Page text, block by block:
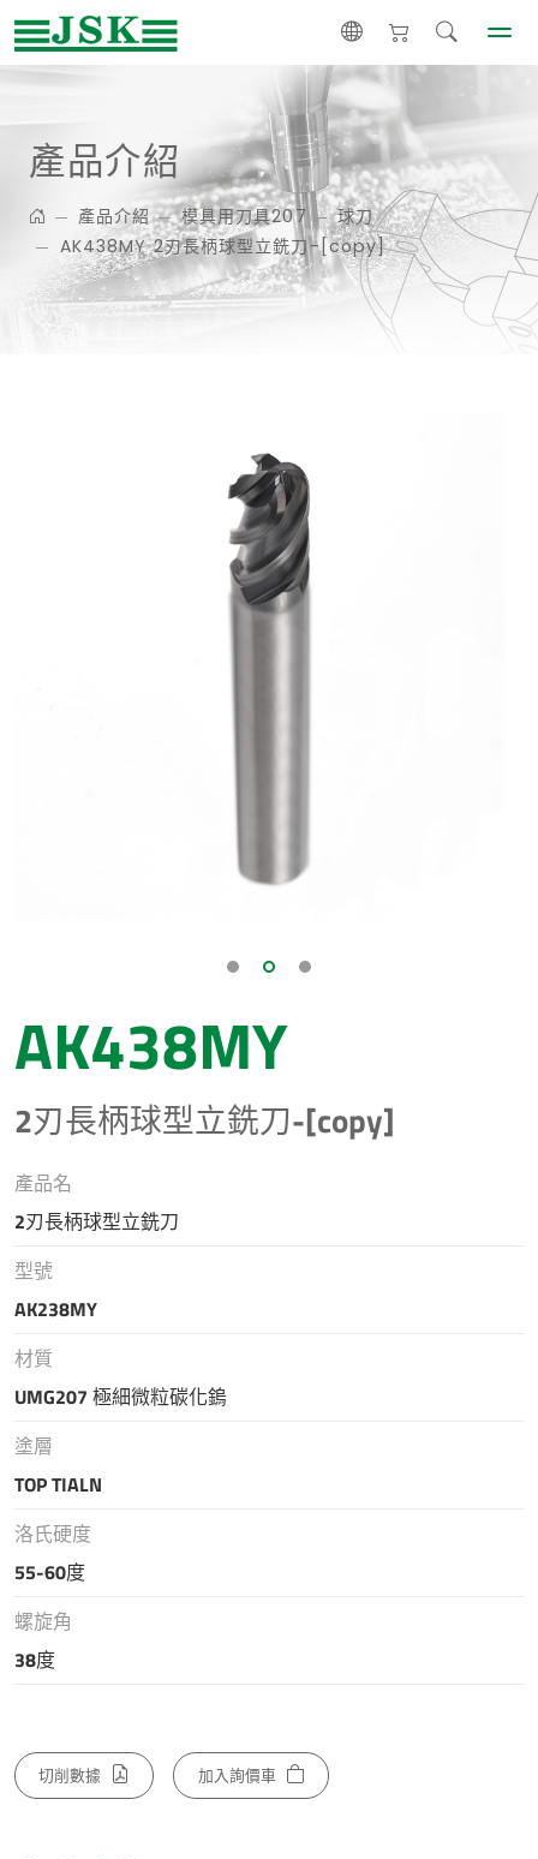
產品介紹
產品介紹 模具用刀具207
球刀
AK438MY 2刃長柄球型立銑刀-[copy]
AK438MY
2刃長柄球型立銑刀-[copy]
產品名
2刃長柄球型立銑刀
型號
AK238MY
材質
UMG207 極細微粒碳化鎢
塗層
TOP TIALN
洛氏硬度
55-60度
螺旋角
38度
切削數據 加入詢價車